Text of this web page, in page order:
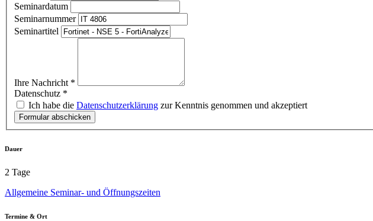
Seminardatum
Seminarnummer
Seminartitel
Ihre Nachricht *
Datenschutz *
Ich habe die Datenschutzerklärung zur Kenntnis genommen und akzeptiert
Formular abschicken
Dauer
2 Tage
Allgemeine Seminar- und Öffnungszeiten
Termine & Ort